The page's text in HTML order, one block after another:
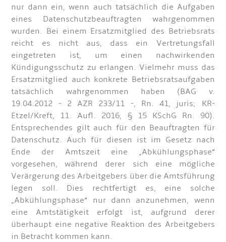
nur dann ein, wenn auch tatsächlich die Aufgaben
eines Datenschutzbeauftragten wahrgenommen
wurden. Bei einem Ersatzmitglied des Betriebsrats
reicht es nicht aus, dass ein Vertretungsfall
eingetreten ist, um einen nachwirkenden
Kündigungsschutz zu erlangen. Vielmehr muss das
Ersatzmitglied auch konkrete Betriebsratsaufgaben
tatsächlich wahrgenommen haben (BAG v.
19.04.2012 - 2 AZR 233/11 -, Rn. 41, juris; KR-
Etzel/Kreft, 11. Aufl. 2016, § 15 KSchG Rn. 90).
Entsprechendes gilt auch für den Beauftragten für
Datenschutz. Auch für diesen ist im Gesetz nach
Ende der Amtszeit eine „Abkühlungsphase“
vorgesehen, während derer sich eine mögliche
Verärgerung des Arbeitgebers über die Amtsführung
legen soll. Dies rechtfertigt es, eine solche
„Abkühlungsphase“ nur dann anzunehmen, wenn
eine Amtstätigkeit erfolgt ist, aufgrund derer
überhaupt eine negative Reaktion des Arbeitgebers
in Betracht kommen kann.